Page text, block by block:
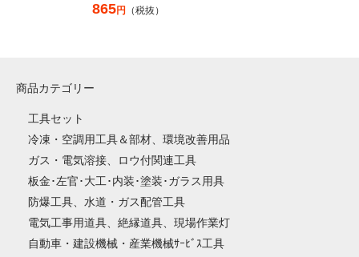
865円 （税抜）
商品カテゴリー
工具セット
冷凍・空調用工具＆部材、環境改善用品
ガス・電気溶接、ロウ付関連工具
板金･左官･大工･内装･塗装･ガラス用具
防爆工具、水道・ガス配管工具
電気工事用道具、絶縁道具、現場作業灯
自動車・建設機械・産業機械ｻｰﾋﾞｽ工具